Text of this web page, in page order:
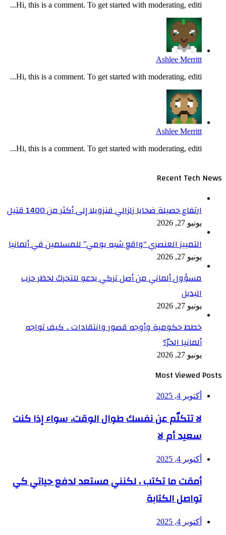
Hi, this is a comment. To get started with moderating, editi...
Ashlee Merritt
Hi, this is a comment. To get started with moderating, editi...
Ashlee Merritt
Hi, this is a comment. To get started with moderating, editi...
Recent Tech News
ارتفاع حصيلة ضحايا زلزالي فنزويلا إلى أكثر من 1400 قتيل
يونيو 27, 2026
التمييز العنصري “واقع شبه يومي” للمسلمين في ألمانيا
يونيو 27, 2026
مسؤول ألماني من أصل تركي يدعو للتحرك لحظر حزب
البديل
يونيو 27, 2026
خطط حكومية وأوجه قصور وانتقادات .. كيف تواجه
ألمانيا الحرّ؟
يونيو 27, 2026
Most Viewed Posts
أكتوبر 4, 2025
لا تتكلّم عن نفسك طوال الوقت، سواء إذا كنت
سعيد أم لا
أكتوبر 4, 2025
أمقت ما تكتب ، لكنني مستعد لدفع حياتي كي
تواصل الكتابة
أكتوبر 4, 2025